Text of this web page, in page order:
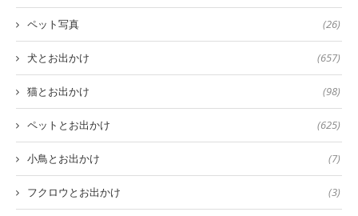
ペット写真 (26)
犬とお出かけ (657)
猫とお出かけ (98)
ペットとお出かけ (625)
小鳥とお出かけ (7)
フクロウとお出かけ (3)